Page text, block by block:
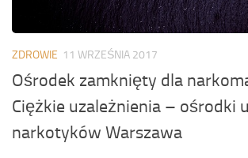
ZDROWIE 11 WRZEŚNIA 2017
Ośrodek zamknięty dla
Ciężkie uzależnienia – ośrodki
narkotyków Warszawa